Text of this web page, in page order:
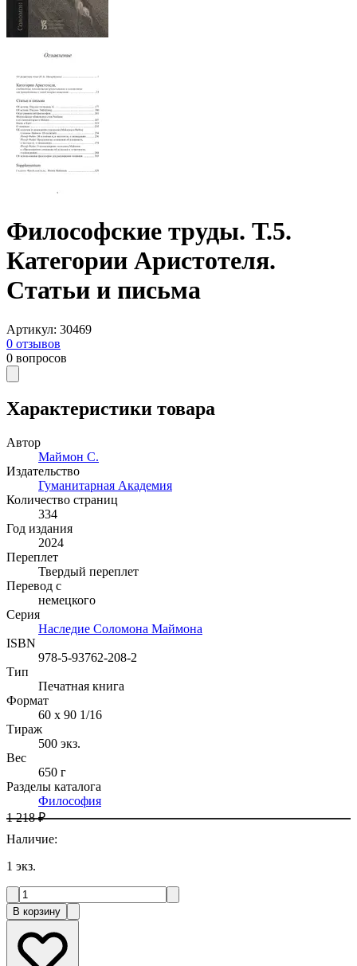
Философские труды. Т.5.
Категории Аристотеля.
Статьи и письма
Артикул: 30469
0 отзывов
0 вопросов
Характеристики товара
Автор
Маймон С.
Издательство
Гуманитарная Академия
Количество страниц
334
Год издания
2024
Переплет
Твердый переплет
Перевод с
немецкого
Серия
Наследие Соломона Маймона
ISBN
978-5-93762-208-2
Тип
Печатная книга
Формат
60 x 90 1/16
Тираж
500 экз.
Вес
650 г
Разделы каталога
Философия
1 218 ₽
Наличие:
1 экз.
В корзину